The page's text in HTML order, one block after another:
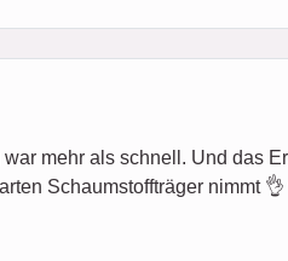
mehr als schnell. Und das
Schaumstoffträger nimmt